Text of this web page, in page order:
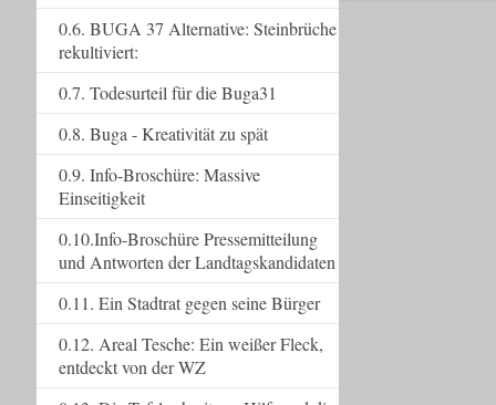
0.6. BUGA 37 Alternative: Steinbrüche
rekultiviert:
0.7. Todesurteil für die Buga31
0.8. Buga - Kreativität zu spät
0.9. Info-Broschüre: Massive
Einseitigkeit
0.10.Info-Broschüre Pressemitteilung
und Antworten der Landtagskandidaten
0.11. Ein Stadtrat gegen seine Bürger
0.12. Areal Tesche: Ein weißer Fleck,
entdeckt von der WZ